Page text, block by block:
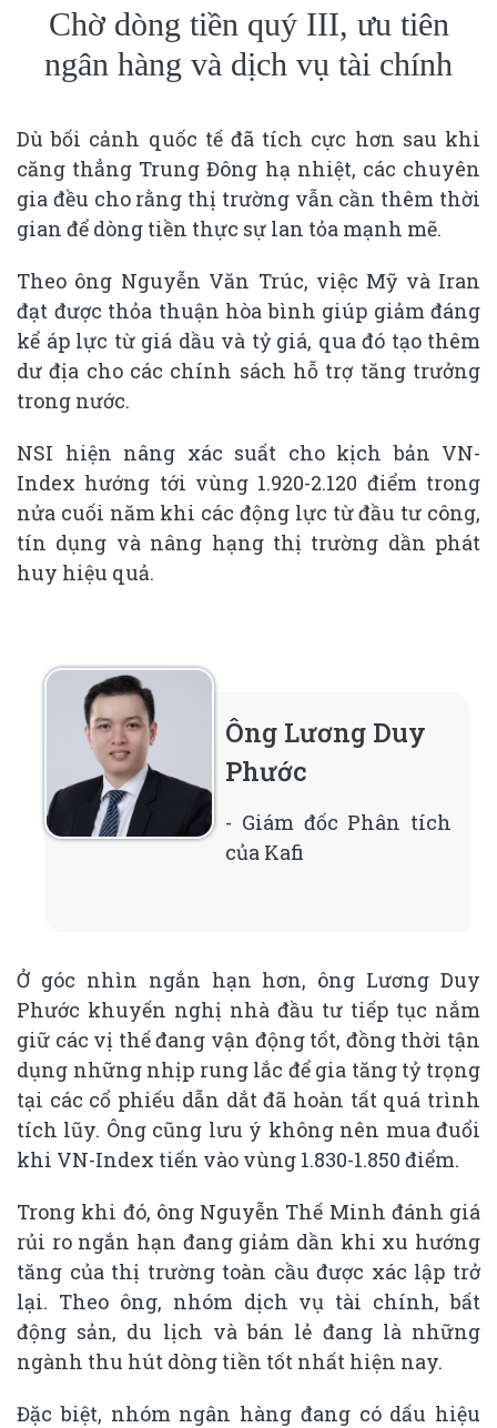
Chờ dòng tiền quý III, ưu tiên
ngân hàng và dịch vụ tài chính
Dù bối cảnh quốc tế đã tích cực hơn sau khi
căng thẳng Trung Đông hạ nhiệt, các chuyên
gia đều cho rằng thị trường vẫn cần thêm thời
gian để dòng tiền thực sự lan tỏa mạnh mẽ.
Theo ông Nguyễn Văn Trúc, việc Mỹ và Iran
đạt được thỏa thuận hòa bình giúp giảm đáng
kể áp lực từ giá dầu và tỷ giá, qua đó tạo thêm
dư địa cho các chính sách hỗ trợ tăng trưởng
trong nước.
NSI hiện nâng xác suất cho kịch bản VN-
Index hướng tới vùng 1.920-2.120 điểm trong
nửa cuối năm khi các động lực từ đầu tư công,
tín dụng và nâng hạng thị trường dần phát
huy hiệu quả.
Ông Lương Duy
Phước
- Giám đốc Phân tích
của Kafi
Ở góc nhìn ngắn hạn hơn, ông Lương Duy
Phước khuyến nghị nhà đầu tư tiếp tục nắm
giữ các vị thế đang vận động tốt, đồng thời tận
dụng những nhịp rung lắc để gia tăng tỷ trọng
tại các cổ phiếu dẫn dắt đã hoàn tất quá trình
tích lũy. Ông cũng lưu ý không nên mua đuổi
khi VN-Index tiến vào vùng 1.830-1.850 điểm.
Trong khi đó, ông Nguyễn Thế Minh đánh giá
rủi ro ngắn hạn đang giảm dần khi xu hướng
tăng của thị trường toàn cầu được xác lập trở
lại. Theo ông, nhóm dịch vụ tài chính, bất
động sản, du lịch và bán lẻ đang là những
ngành thu hút dòng tiền tốt nhất hiện nay.
Đặc biệt, nhóm ngân hàng đang có dấu hiệu